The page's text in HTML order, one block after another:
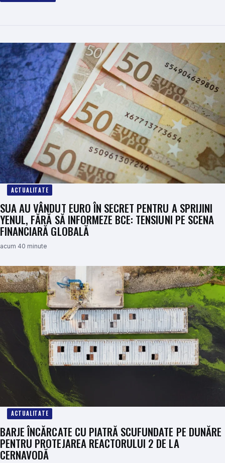
ACTUALITATE
SUA AU VÂNDUT EURO ÎN SECRET PENTRU A SPRIJINI
YENUL, FĂRĂ SĂ INFORMEZE BCE: TENSIUNI PE SCENA
FINANCIARĂ GLOBALĂ
acum 40 minute
ACTUALITATE
BARJE ÎNCĂRCATE CU PIATRĂ SCUFUNDATE PE DUNĂRE
PENTRU PROTEJAREA REACTORULUI 2 DE LA
CERNAVODĂ